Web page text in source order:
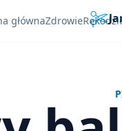
głównaZdrowie